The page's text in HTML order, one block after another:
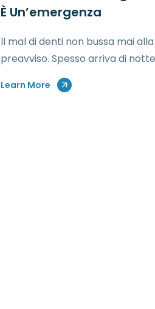
È Un’emergenza
Il mal di denti non bussa mai
preavviso. Spesso arriva di
Learn More